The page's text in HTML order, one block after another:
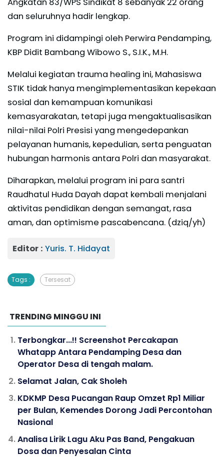
dan seluruhnya hadir lengkap.
Program ini didampingi oleh Perwira Pendamping,
KBP Didit Bambang Wibowo S., S.I.K., M.H.
Melalui kegiatan trauma healing ini, Mahasiswa
STIK tidak hanya mengimplementasikan kepekaan
sosial dan kemampuan komunikasi
kemasyarakatan, tetapi juga mengaktualisasikan
nilai-nilai Polri Presisi yang mengedepankan
pelayanan humanis, kepedulian, serta penguatan
hubungan harmonis antara Polri dan masyarakat.
Diharapkan, melalui program ini para santri
Raudhatul Huda Dayah dapat kembali menjalani
aktivitas pendidikan dengan semangat, rasa
aman, dan optimisme pascabencana. (dziq/yh)
Editor : Yuris. T. Hidayat
Tags : Tersesat
TRENDING MINGGU INI
Terbongkar...!! Screenshot Percakapan
Whatapp Antara Pendamping Desa dan
Operator Desa di tengah malam.
Selamat Jalan, Cak Sholeh
KDKMP Desa Pucangan Raup Omzet Rp1 Miliar
per Bulan, Kemendes Dorong Jadi Percontohan
Nasional
Analisa Lirik Lagu Aku Pas Band, Pengakuan
Dosa dan Penyesalan Cinta